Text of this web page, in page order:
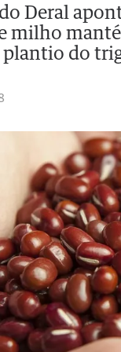
Deral
milho
plantio do